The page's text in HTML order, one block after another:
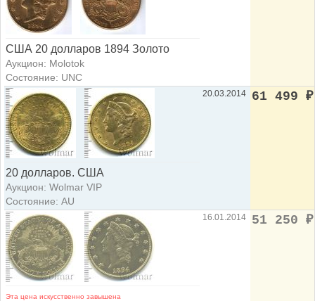
США 20 долларов 1894 Золото
Аукцион: Molotok
Состояние: UNC
20 долларов. США
Аукцион: Wolmar VIP
Состояние: AU
20.03.2014 61 499 ₽
Эта цена искусственно завышена
16.01.2014 51 250 ₽